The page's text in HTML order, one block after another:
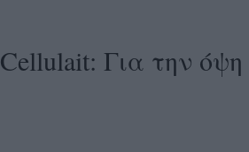
Cellulait: Για την όψη